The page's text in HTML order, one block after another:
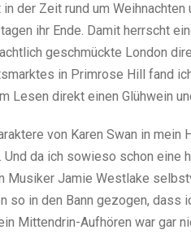
der Zeit rund um
ihr Ende. Damit herrscht
geschmückte London
in Primrose Hill fand
Lesen direkt einen Glühwein
von Karen Swan in
da ich sowieso schon eine
Musiker Jamie Westlake
so in den Bann gezogen, dass
Mittendrin-Aufhören war gar